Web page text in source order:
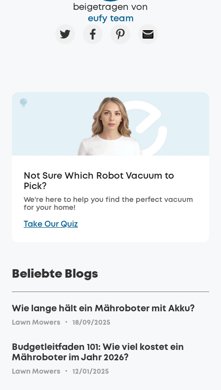
beigetragen von
eufy team
Not Sure Which Robot Vacuum to
Pick?
We're here to help you find the perfect vacuum
for your home!
Take Our Quiz
Beliebte Blogs
Wie lange hält ein Mähroboter mit Akku?
Lawn Mowers · 18/09/2025
Budgetleitfaden 101: Wie viel kostet ein
Mähroboter im Jahr 2026?
Lawn Mowers · 12/01/2025